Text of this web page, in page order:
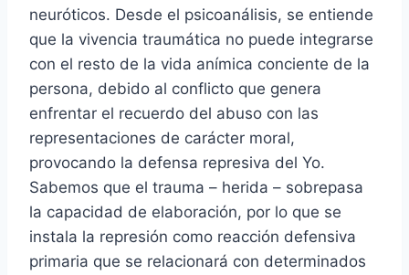
neuróticos. Desde el psicoanálisis, se entiende
que la vivencia traumática no puede integrarse
con el resto de la vida anímica conciente de la
persona, debido al conflicto que genera
enfrentar el recuerdo del abuso con las
representaciones de carácter moral,
provocando la defensa represiva del Yo.
Sabemos que el trauma – herida – sobrepasa
la capacidad de elaboración, por lo que se
instala la represión como reacción defensiva
primaria que se relacionará con determinados